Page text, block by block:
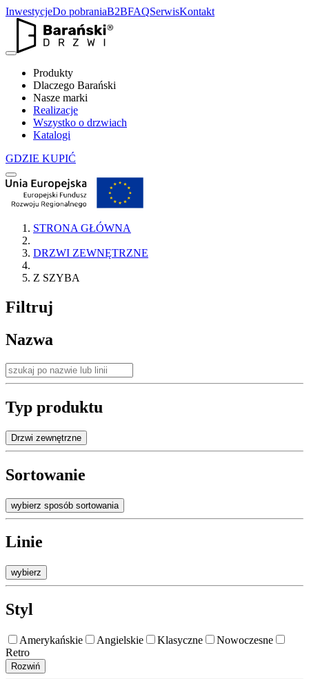
InwestycjeDo pobraniaB2BFAQSerwisKontakt
Produkty
Dlaczego Barański
Nasze marki
Realizacje
Wszystko o drzwiach
Katalogi
GDZIE KUPIĆ
STRONA GŁÓWNA
DRZWI ZEWNĘTRZNE
Z SZYBA
Filtruj
Nazwa
Typ produktu
Drzwi zewnętrzne
Sortowanie
wybierz sposób sortowania
Linie
wybierz
Styl
Amerykańskie Angielskie Klasyczne
Nowoczesne
Retro
Rozwiń